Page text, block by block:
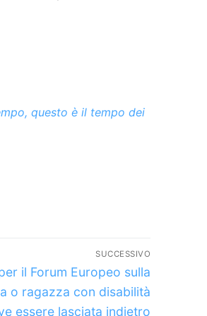
questo è il tempo dei
SUCCESSIVO
il Forum Europeo sulla
o ragazza con disabilità
essere lasciata indietro